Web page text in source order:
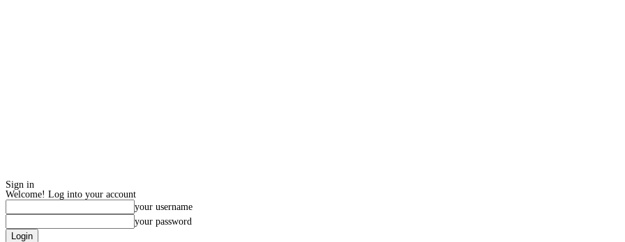
Sign in
Welcome! Log into your account
your username
your password